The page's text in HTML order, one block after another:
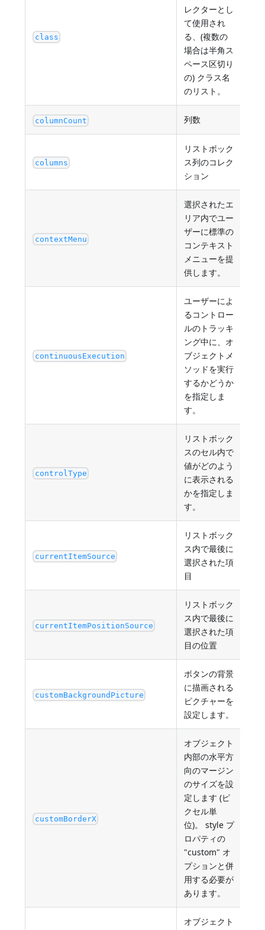
class
レクターとし
て使用され
る、(複数の
場合は半角ス
ペース区切り
の) クラス名
のリスト。
columnCount 列数
columns
リストボック
ス列のコレク
ション
contextMenu
選択されたエ
リア内でユー
ザーに標準の
コンテキスト
メニューを提
供します。
continuousExecution
ユーザーによ
るコントロー
ルのトラッキ
ング中に、オ
ブジェクトメ
ソッドを実行
するかどうか
を指定しま
す。
controlType
リストボック
スのセル内で
値がどのよう
に表示される
かを指定しま
す。
currentItemSource
リストボック
ス内で最後に
選択された項
目
currentItemPositionSource
リストボック
ス内で最後に
選択された項
目の位置
customBackgroundPicture
ボタンの背景
に描画される
ピクチャーを
設定します。
customBorderX
オブジェクト
内部の水平方
向のマージン
のサイズを設
定します (ピ
クセル単
位)。 style プ
ロパティの
"custom" オ
プションと併
用する必要が
あります。
オブジェクト